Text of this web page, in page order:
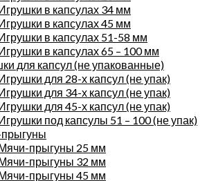
в капсулах 34 мм
в капсулах 45 мм
в капсулах 51-58 мм
в капсулах 65 – 100 мм
для капсул (не упакованные)
для 28-х капсул (не упак)
для 34-х капсул (не упак)
для 45-х капсул (не упак)
под капсулы 51 – 100 (не упак)
прыгуны 25 мм
прыгуны 32 мм
прыгуны 45 мм